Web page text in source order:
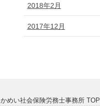
2018年2月
2017年12月
かめい社会保険労務士事務所 TOP